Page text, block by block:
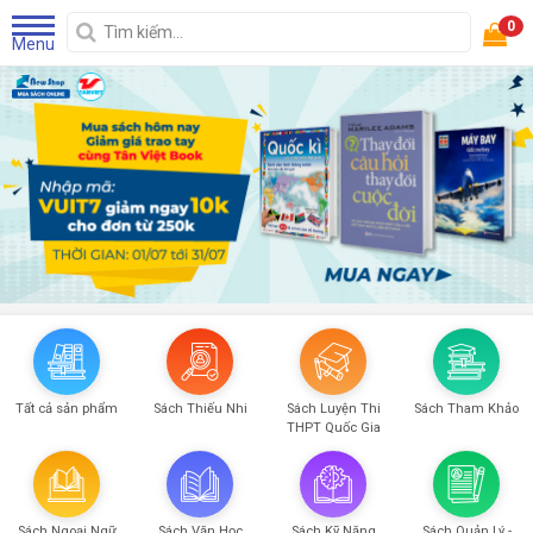
Menu
0
Tất cả sản phẩm Sách Thiếu Nhi
Sách Luyện Thi
THPT Quốc Gia
Sách Tham Khảo